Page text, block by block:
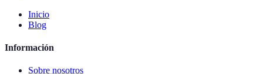
Inicio
Blog
Información
Sobre nosotros